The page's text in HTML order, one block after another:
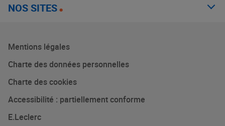
NOS SITES
Mentions légales
Charte des données personnelles
Charte des cookies
Accessibilité : partiellement conforme
E.Leclerc